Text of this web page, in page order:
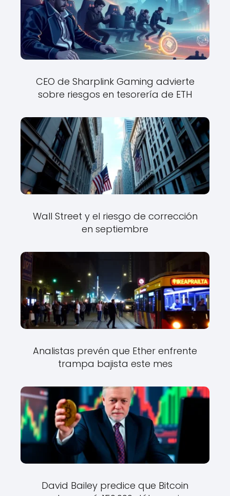
CEO de Sharplink Gaming advierte
sobre riesgos en tesorería de ETH
Wall Street y el riesgo de corrección
en septiembre
Analistas prevén que Ether enfrente
trampa bajista este mes
David Bailey predice que Bitcoin